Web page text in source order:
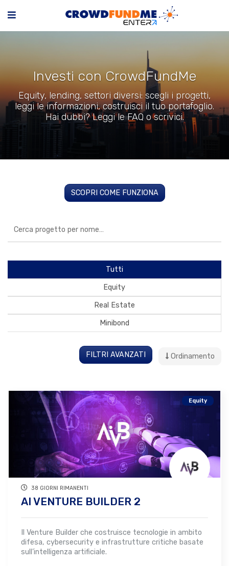
Investi con CrowdFundMe
Equity, lending, settori diversi: scegli i progetti,
leggi le informazioni, costruisci il tuo portafoglio.
Hai dubbi? Leggi le FAQ o scrivici.
SCOPRI COME FUNZIONA
Tutti
Equity
Real Estate
Minibond
FILTRI AVANZATI Ordinamento
Equity
38 GIORNI RIMANENTI
AI VENTURE BUILDER 2
Il Venture Builder che costruisce tecnologie in ambito
difesa, cybersecurity e infrastrutture critiche basate
sull’intelligenza artificiale.